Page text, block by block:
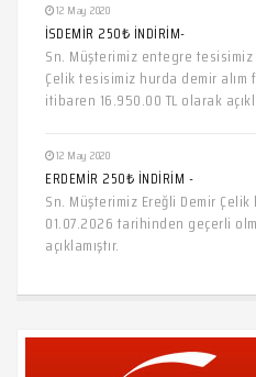
12 May 2020
İSDEMİR 250₺ İNDİRİM-
Sn. Müşterimiz entegre
Çelik tesisimiz hurda demir alım
itibaren 16.950.00 TL olarak
12 May 2020
ERDEMİR 250₺ İNDİRİM -
Sn. Müşterimiz Ereğli Demir
01.07.2026 tarihinden geçerli
açıklamıştır.